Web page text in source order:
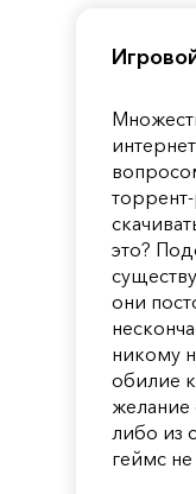
это?
они
никому
обилие
желание
либо из
геймс